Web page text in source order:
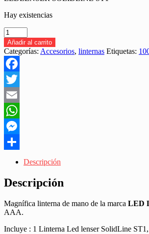
Hay existencias
LEDLENSER
SOLIDLINE
ST1
LLAVERO
"LINTERNA
DE
MANO"
cantidad
Añadir al carrito
Categorías: Accesorios, linternas Etiquetas:
Facebook
Twitter
Email
WhatsApp
Messenger
Descripción
Descripción
Magnífica linterna de mano de la marca LED
AAA.
Incluye : 1 Linterna Led lenser SolidLine